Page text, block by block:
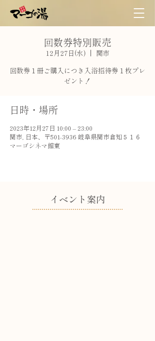
回数券特別販売
12月27日(水)
  |
関市
回数券１冊ご購入につき入浴招待券１枚プレ
ゼント！
日時・場所
2023年12月27日 10:00 – 23:00
関市, 日本、〒501-3936 岐阜県関市倉知５１６
マーゴシネマ館東
​イベント案内